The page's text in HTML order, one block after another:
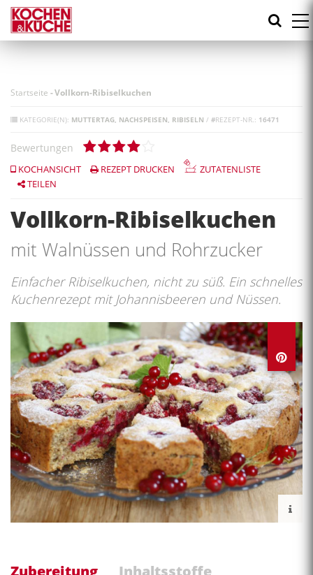
Direkt
zum
Inhalt
Startseite -Vollkorn-Ribiselkuchen
KATEGORIE(N): MUTTERTAG NACHSPEISEN RIBISELN / #REZEPT-NR.: 16471
Bewertungen
KOCHANSICHT REZEPT DRUCKEN
ZUTATENLISTE
TEILEN
Vollkorn-Ribiselkuchen
mit Walnüssen und Rohrzucker
Einfacher Ribiselkuchen, nicht zu süß. Ein schnelles
Kuchenrezept mit Johannisbeeren und Nüssen.
Zubereitung
Inhaltsstoffe